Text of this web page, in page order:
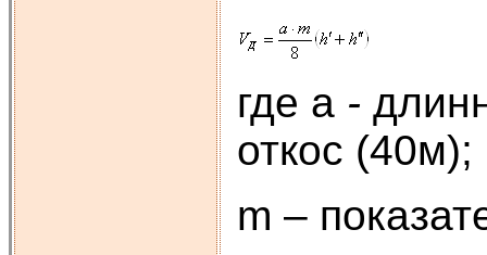
где a -
откос (40м);
m –